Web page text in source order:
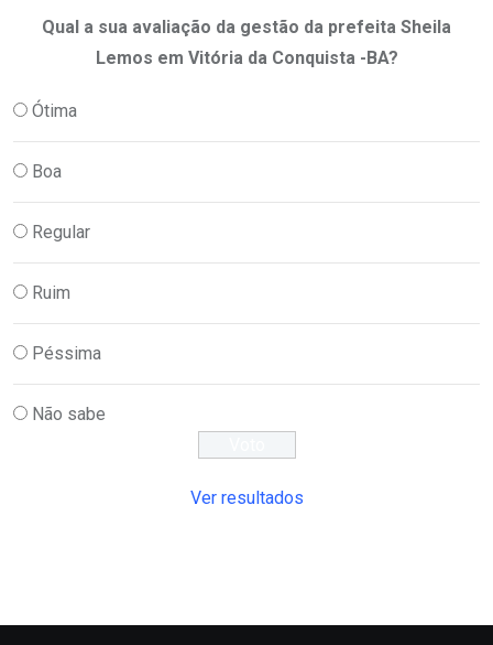
Qual a sua avaliação da gestão da prefeita Sheila
Lemos em Vitória da Conquista -BA?
Ótima
Boa
Regular
Ruim
Péssima
Não sabe
Ver resultados